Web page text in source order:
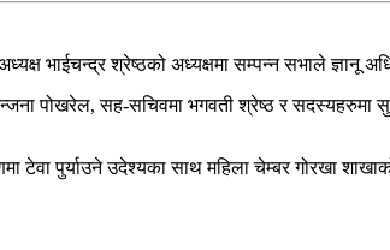
भाईचन्द्र श्रेष्ठको अध्यक्षमा सम्पन्न सभाले ज्ञानू
रन्जना पोखरेल, सह-सचिवमा भगवती श्रेष्ठ र सदस्यहरुमा
पुर्याउने उदेश्यका साथ महिला चेम्बर गोरखा